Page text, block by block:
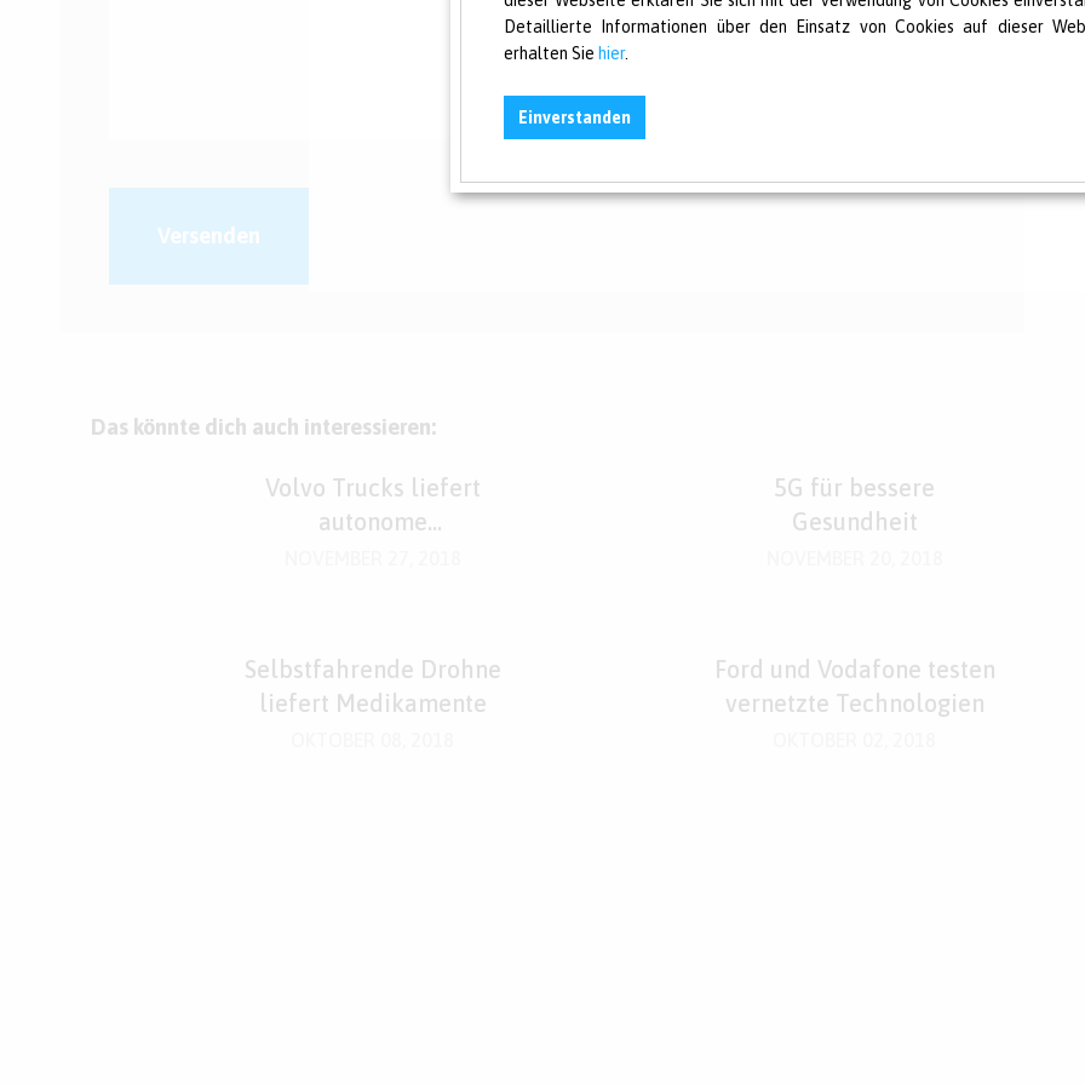
Versenden
Das könnte dich auch interessieren:
Volvo Trucks liefert
autonome
5G für bessere
Gesundheit
Selbstfahrende Drohne
liefert Medikamente
Ford und Vodafone testen
vernetzte Technologien
Detaillierte Informationen über den Einsatz von Cookies auf dieser
erhalten Sie hier.
Einverstanden